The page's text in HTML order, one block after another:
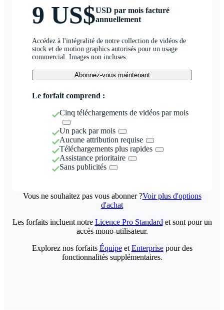
9 US$USD par mois facturé
annuellement
Accédez à l'intégralité de notre collection de vidéos de
stock et de motion graphics autorisés pour un usage
commercial. Images non incluses.
Abonnez-vous maintenant
Le forfait comprend :
Cinq téléchargements de vidéos par mois
Un pack par mois
Aucune attribution requise
Téléchargements plus rapides
Assistance prioritaire
Sans publicités
Vous ne souhaitez pas vous abonner ?Voir plus d'options
d'achat
Les forfaits incluent notre Licence Pro Standard et sont pour un
accès mono-utilisateur.
Explorez nos forfaits Équipeet Enterprisepour des
fonctionnalités supplémentaires.